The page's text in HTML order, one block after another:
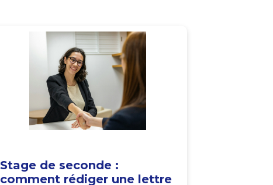
Stage de seconde :
comment rédiger une lettre